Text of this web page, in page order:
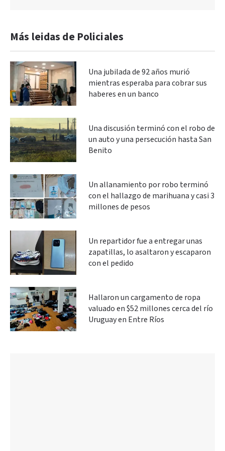
Más leidas de Policiales
Una jubilada de 92 años murió
mientras esperaba para cobrar sus
haberes en un banco
Una discusión terminó con el robo de
un auto y una persecución hasta San
Benito
Un allanamiento por robo terminó
con el hallazgo de marihuana y casi 3
millones de pesos
Un repartidor fue a entregar unas
zapatillas, lo asaltaron y escaparon
con el pedido
Hallaron un cargamento de ropa
valuado en $52 millones cerca del río
Uruguay en Entre Ríos